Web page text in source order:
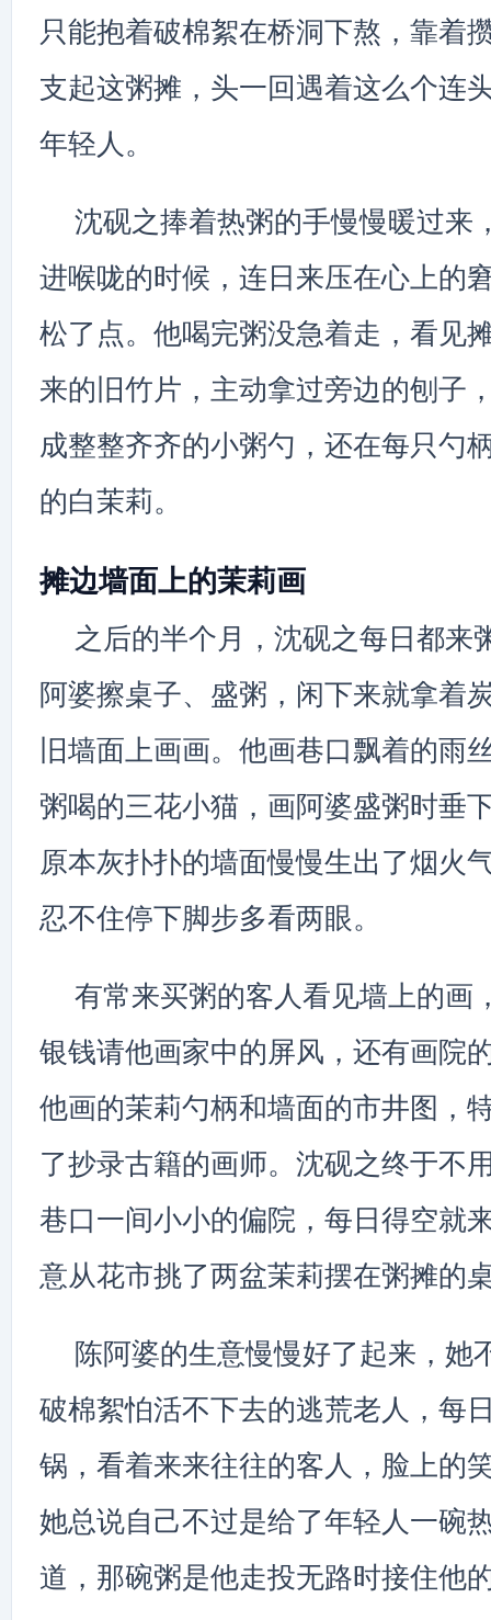
只能抱着破棉絮在桥洞下熬，靠着
支起这粥摊，头一回遇着这么个连
年轻人。
沈砚之捧着热粥的手慢慢暖过来
进喉咙的时候，连日来压在心上的
松了点。他喝完粥没急着走，看见
来的旧竹片，主动拿过旁边的刨子
成整整齐齐的小粥勺，还在每只勺
的白茉莉。
摊边墙面上的茉莉画
之后的半个月，沈砚之每日都来
阿婆擦桌子、盛粥，闲下来就拿着
旧墙面上画画。他画巷口飘着的雨
粥喝的三花小猫，画阿婆盛粥时垂
原本灰扑扑的墙面慢慢生出了烟火
忍不住停下脚步多看两眼。
有常来买粥的客人看见墙上的画
银钱请他画家中的屏风，还有画院
他画的茉莉勺柄和墙面的市井图，
了抄录古籍的画师。沈砚之终于不
巷口一间小小的偏院，每日得空就
意从花市挑了两盆茉莉摆在粥摊的
陈阿婆的生意慢慢好了起来，她
破棉絮怕活不下去的逃荒老人，每
锅，看着来来往往的客人，脸上的
她总说自己不过是给了年轻人一碗
道，那碗粥是他走投无路时接住他